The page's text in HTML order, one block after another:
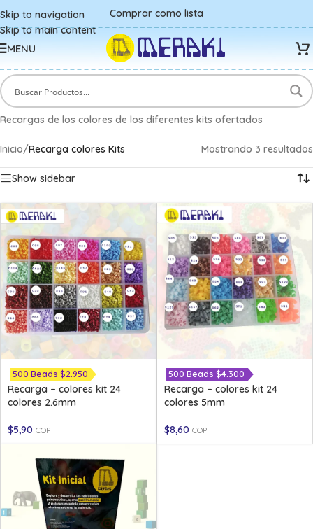
Skip to navigation
Skip to main content
Comprar como lista
MENU
Recargas de los colores de los diferentes kits ofertados
Inicio/Recarga colores Kits Mostrando 3 resultados
Show sidebar
500 Beads $2.950
Recarga – colores kit 24
colores 2.6mm
$5,90 COP
500 Beads $4.300
Recarga – colores kit 24
colores 5mm
$8,60 COP